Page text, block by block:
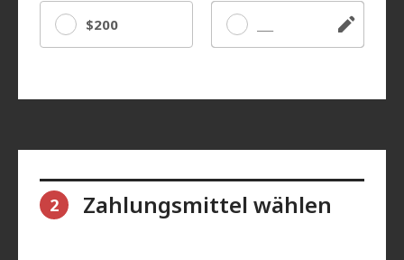
$200 Sonstige
2 Zahlungsmittel wählen